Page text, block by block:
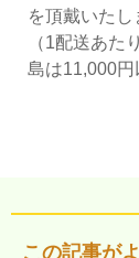
を頂戴いたし
（1配送あた
島は11,000円
この記事が